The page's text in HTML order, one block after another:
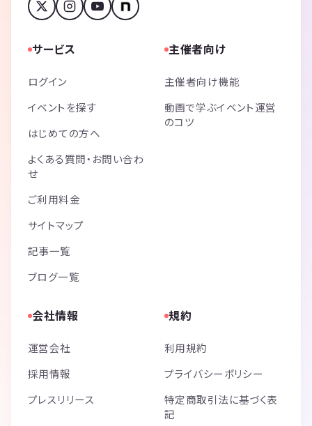
サービス
ログイン
イベントを探す
はじめての方へ
よくある質問・お問い合わ
せ
ご利用料金
サイトマップ
記事一覧
ブログ一覧
主催者向け
主催者向け機能
動画で学ぶイベント運営
のコツ
会社情報
運営会社
採用情報
プレスリリース
規約
利用規約
プライバシーポリシー
特定商取引法に基づく表
記